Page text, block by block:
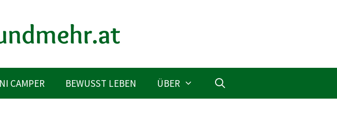
CAMPER BEWUSST LEBEN ÜBER